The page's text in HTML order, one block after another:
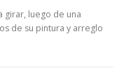
girar, luego de una
de su pintura y arreglo